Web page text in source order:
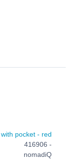
pocket - red
416906 -
nomadiQ